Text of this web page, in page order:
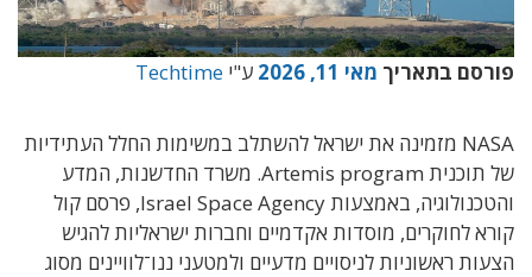
פורסם בתאריך מאי 11, 2026 ע"י Techtime
NASA מזמינה את ישראל להשתלב במשימות החלל העתידיות
של תוכנית Artemis program. משרד החדשנות, המדע
והטכנולוגיה, באמצעות Israel Space Agency, פרסם קול
קורא לחוקרים, מוסדות אקדמיים וחברות ישראליות להגיש
הצעות ראשוניות לניסויים מדעיים ולמטעני ננו־לוויינים מסוג